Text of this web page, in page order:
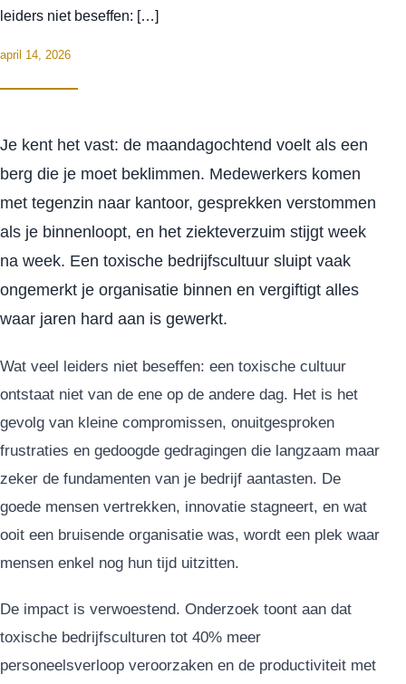
leiders niet beseffen: […]
april 14, 2026
Je kent het vast: de maandagochtend voelt als een
berg die je moet beklimmen. Medewerkers komen
met tegenzin naar kantoor, gesprekken verstommen
als je binnenloopt, en het ziekteverzuim stijgt week
na week. Een toxische bedrijfscultuur sluipt vaak
ongemerkt je organisatie binnen en vergiftigt alles
waar jaren hard aan is gewerkt.
Wat veel leiders niet beseffen: een toxische cultuur
ontstaat niet van de ene op de andere dag. Het is het
gevolg van kleine compromissen, onuitgesproken
frustraties en gedoogde gedragingen die langzaam maar
zeker de fundamenten van je bedrijf aantasten. De
goede mensen vertrekken, innovatie stagneert, en wat
ooit een bruisende organisatie was, wordt een plek waar
mensen enkel nog hun tijd uitzitten.
De impact is verwoestend. Onderzoek toont aan dat
toxische bedrijfsculturen tot 40% meer
personeelsverloop veroorzaken en de productiviteit met